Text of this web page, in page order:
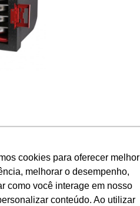
cookies para oferecer melhor
melhorar o desempenho,
como você interage em nosso
conteúdo. Ao utilizar
cookies para oferecer melhor
melhorar o desempenho,
como você interage em nosso
conteúdo. Ao utilizar